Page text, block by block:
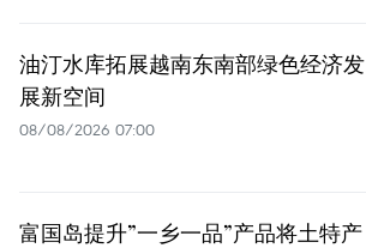
油汀水库拓展越南东南部绿色经济发
展新空间
08/08/2026 07:00
富国岛提升”一乡一品”产品将土特产